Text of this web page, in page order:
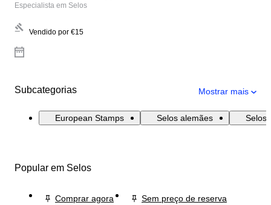
Especialista em Selos
Vendido por €15
Subcategorias Mostrar mais
European Stamps Selos alemães Selos
Popular em Selos
Comprar agora
Sem preço de reserva